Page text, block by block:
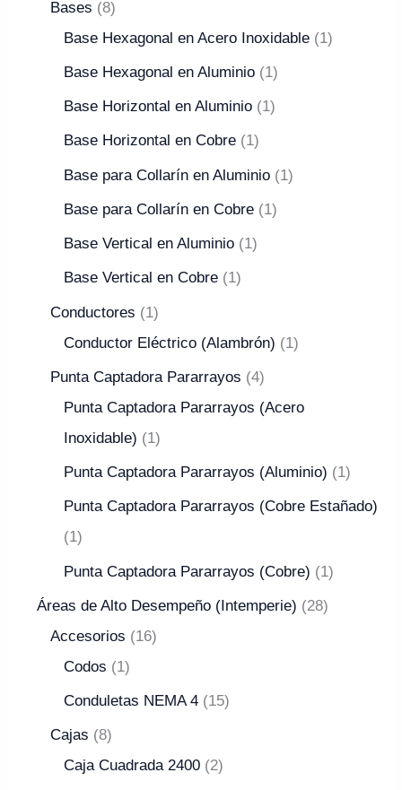
Bases
8
Base Hexagonal en Acero Inoxidable
1
Base Hexagonal en Aluminio 1
Base Horizontal en Aluminio 1
Base Horizontal en Cobre 1
Base para Collarín en Aluminio 1
Base para Collarín en Cobre 1
Base Vertical en Aluminio 1
Base Vertical en Cobre 1
Conductores
1
Conductor Eléctrico (Alambrón)
1
Punta Captadora Pararrayos
4
Punta Captadora Pararrayos (Acero
Inoxidable)
1
Punta Captadora Pararrayos (Aluminio) 1
Punta Captadora Pararrayos (Cobre Estañado)
1
Punta Captadora Pararrayos (Cobre) 1
Áreas de Alto Desempeño (Intemperie)
28
Accesorios
16
Codos
1
Conduletas NEMA 4 15
Cajas
8
Caja Cuadrada 2400
2